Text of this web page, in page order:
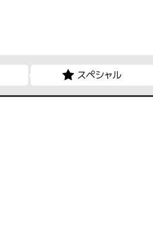
スペシャル